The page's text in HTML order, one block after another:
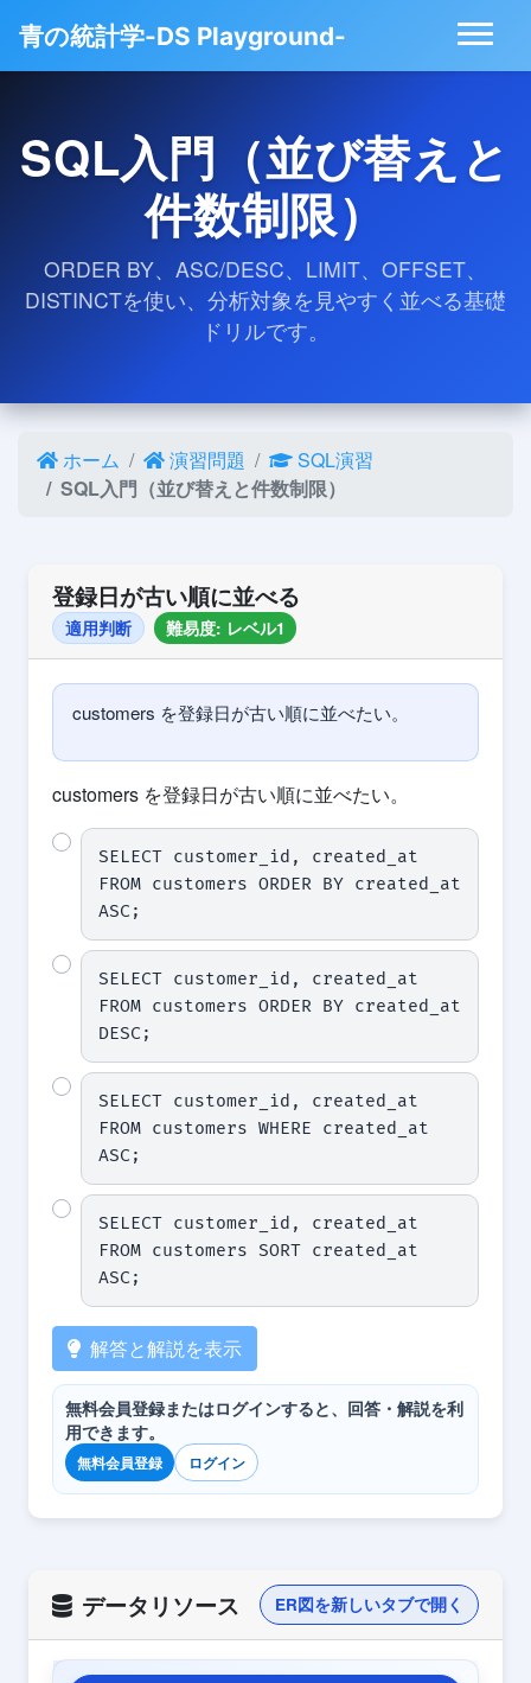
青の統計学-DS Playground-
SQL入門（並び替えと
件数制限）
ORDER BY、ASC/DESC、LIMIT、OFFSET、
DISTINCTを使い、分析対象を見やすく並べる基礎
ドリルです。
ホーム 演習問題
SQL演習
SQL入門（並び替えと件数制限）
登録日が古い順に並べる
適用判断 難易度: レベル1
customers を登録日が古い順に並べたい。
customers を登録日が古い順に並べたい。
SELECT customer_id, created_at
FROM customers ORDER BY created_at
ASC;
SELECT customer_id, created_at
FROM customers ORDER BY created_at
DESC;
SELECT customer_id, created_at
FROM customers WHERE created_at
ASC;
SELECT customer_id, created_at
FROM customers SORT created_at
ASC;
解答と解説を表示
無料会員登録またはログインすると、回答・解説を利
用できます。
無料会員登録 ログイン
データリソース ER図を新しいタブで開く